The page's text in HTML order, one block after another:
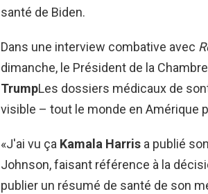
santé de Biden.
Dans une interview combative avec
dimanche, le Président de la Chambre
TrumpLes dossiers médicaux de
visible – tout le monde en Amérique
«J'ai vu ça Kamala Harris a publié
Johnson, faisant référence à la
publier un résumé de santé de son